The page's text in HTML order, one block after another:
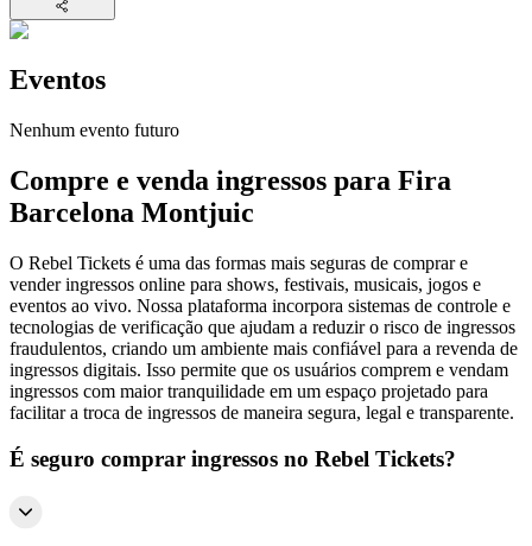
Eventos
Nenhum evento futuro
Compre e venda ingressos para Fira
Barcelona Montjuic
O Rebel Tickets é uma das formas mais seguras de comprar e
vender ingressos online para shows, festivais, musicais, jogos e
eventos ao vivo. Nossa plataforma incorpora sistemas de controle e
tecnologias de verificação que ajudam a reduzir o risco de ingressos
fraudulentos, criando um ambiente mais confiável para a revenda de
ingressos digitais. Isso permite que os usuários comprem e vendam
ingressos com maior tranquilidade em um espaço projetado para
facilitar a troca de ingressos de maneira segura, legal e transparente.
É seguro comprar ingressos no Rebel Tickets?